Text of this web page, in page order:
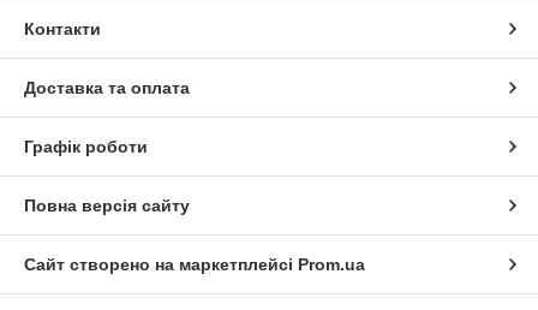
Контакти
Доставка та оплата
Графік роботи
Повна версія сайту
Сайт створено на маркетплейсі Prom.ua